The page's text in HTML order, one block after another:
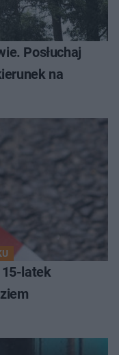
Posłuchaj
na
15-latek